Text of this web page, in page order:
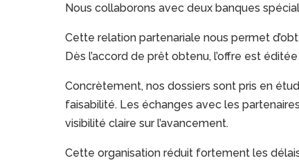
Nous collaborons avec deux banques
Cette relation partenariale nous permet
Dès l’accord de prêt obtenu, l’offre est
Concrètement, nos dossiers sont pris en
faisabilité. Les échanges avec les
visibilité claire sur l’avancement.
Cette organisation réduit fortement les